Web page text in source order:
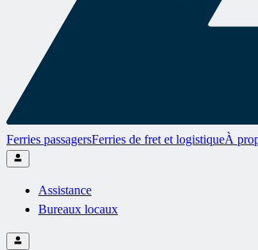
Ferries passagersFerries de fret et logistiqueÀ
Assistance
Bureaux locaux